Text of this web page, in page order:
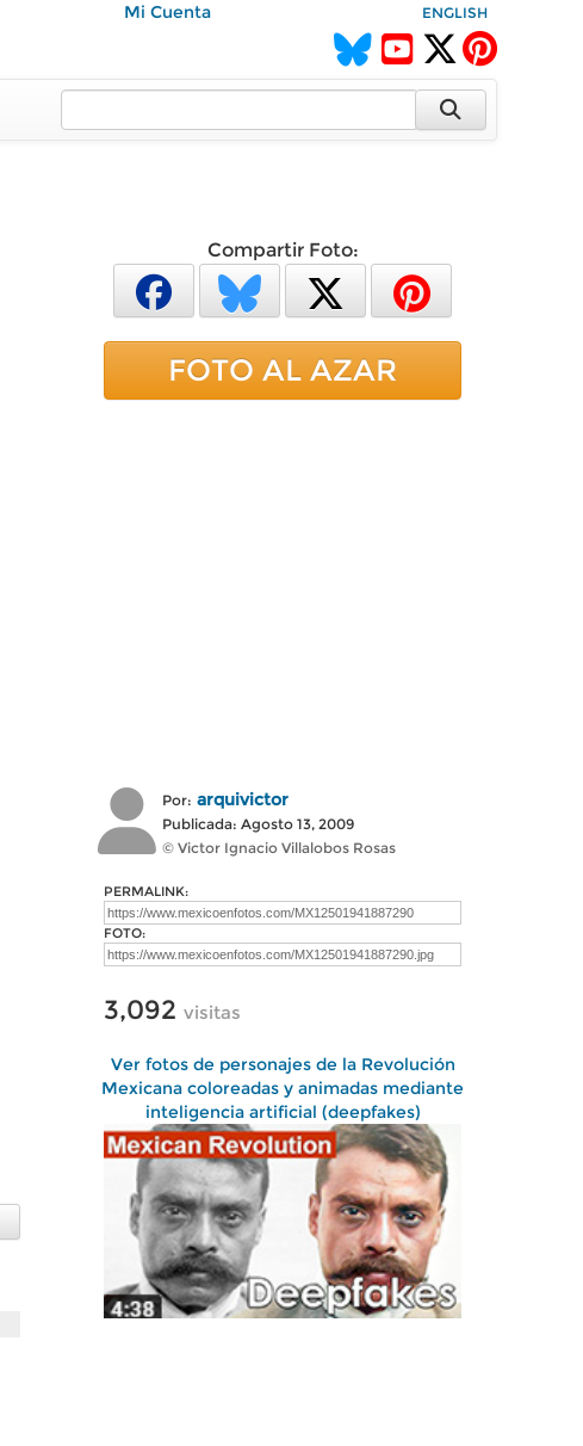
Mi Cuenta ENGLISH
Compartir Foto:
FOTO AL AZAR
Por: arquivictor
Publicada: Agosto 13, 2009
© Victor Ignacio Villalobos Rosas
PERMALINK:
FOTO:
3,092 visitas
Ver fotos de personajes de la Revolución
Mexicana coloreadas y animadas mediante
inteligencia artificial (deepfakes)